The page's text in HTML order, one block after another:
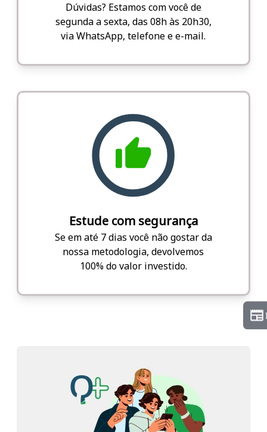
Dúvidas? Estamos com você de
segunda a sexta, das 08h às 20h30,
via WhatsApp, telefone e e-mail.
Estude com segurança
Se em até 7 dias você não gostar da
nossa metodologia, devolvemos
100% do valor investido.